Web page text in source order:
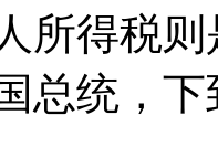
所得税
总统，